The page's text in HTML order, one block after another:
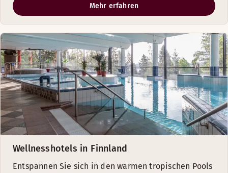
Mehr erfahren
Wellnesshotels in Finnland
Entspannen Sie sich in den warmen tropischen Pools